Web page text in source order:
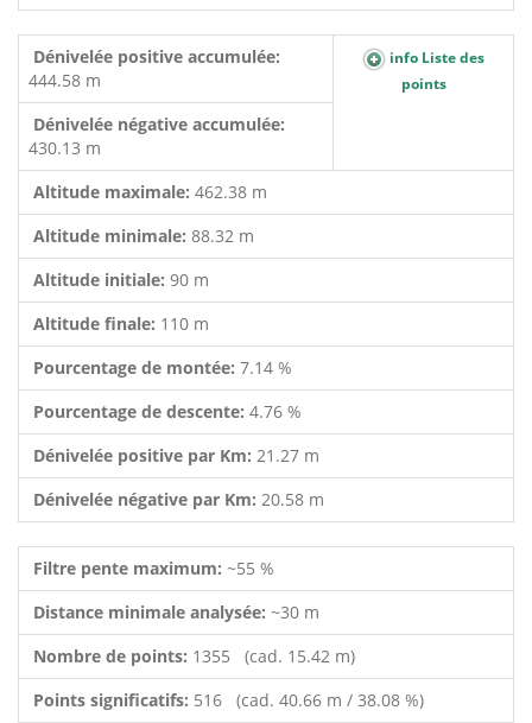
Dénivelée positive accumulée:
444.58 m
info Liste des
points
Dénivelée négative accumulée:
430.13 m
Altitude maximale: 462.38 m
Altitude minimale: 88.32 m
Altitude initiale: 90 m
Altitude finale: 110 m
Pourcentage de montée: 7.14 %
Pourcentage de descente: 4.76 %
Dénivelée positive par Km: 21.27 m
Dénivelée négative par Km: 20.58 m
Filtre pente maximum: ~55 %
Distance minimale analysée: ~30 m
Nombre de points: 1355 (cad. 15.42 m)
Points significatifs: 516 (cad. 40.66 m / 38.08 %)